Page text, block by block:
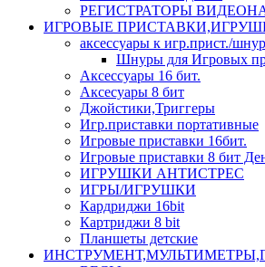
РЕГИСТРАТОРЫ
ИГРОВЫЕ
аксесcуары к игр.прист./
Шнуры для Игровых
Аксессуары 16 бит.
Аксесуары 8 бит
Джойстики,Триггеры
Игр.приставки портативные
Игровые приставки 16бит.
Игровые приставки 8 бит
ИГРУШКИ АНТИСТРЕС
ИГРЫ/ИГРУШКИ
Кардриджи 16bit
Картриджи 8 bit
Планшеты детские